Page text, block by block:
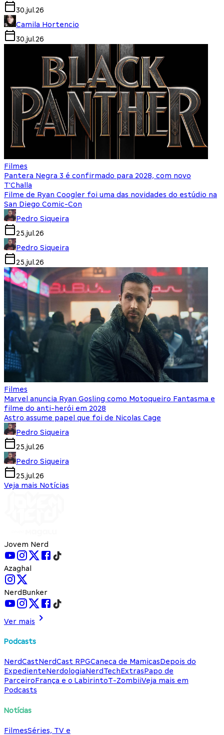
30.jul.26
Camila Hortencio
30.jul.26
Filmes
Pantera Negra 3 é confirmado para 2028, com novo
T'Challa
Filme de Ryan Coogler foi uma das novidades do estúdio na
San Diego Comic-Con
Pedro Siqueira
25.jul.26
Pedro Siqueira
25.jul.26
Filmes
Marvel anuncia Ryan Gosling como Motoqueiro Fantasma e
filme do anti-herói em 2028
Astro assume papel que foi de Nicolas Cage
Pedro Siqueira
25.jul.26
Pedro Siqueira
25.jul.26
Veja mais Notícias
Jovem Nerd
Azaghal
NerdBunker
Ver mais
Podcasts
NerdCastNerdCast RPGCaneca de MamicasDepois do
ExpedienteNerdologiaNerdTechExtrasPapo de
ParceiroFrança e o LabirintoT-ZombiiVeja mais em
Podcasts
Notícias
FilmesSéries, TV e